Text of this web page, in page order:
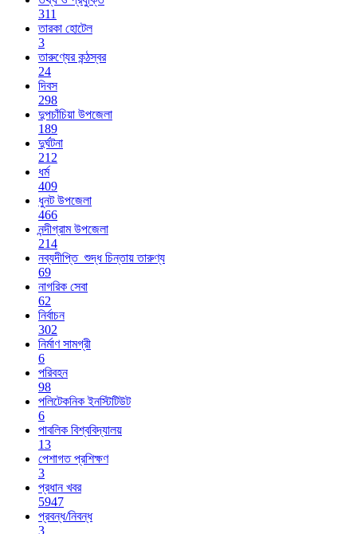
311
তারকা হোটেল
3
তারুণ্যের কন্ঠস্বর
24
দিবস
298
দুপচাঁচিয়া উপজেলা
189
দুর্ঘটনা
212
ধর্ম
409
ধুনট উপজেলা
466
নন্দীগ্রাম উপজেলা
214
নব্যদীপ্তি_শুদ্ধ চিন্তায় তারুণ্য
69
নাগরিক সেবা
62
নির্বাচন
302
নির্মাণ সামগ্রী
6
পরিবহন
98
পলিটেকনিক ইনস্টিটিউট
6
পাবলিক বিশ্ববিদ্যালয়
13
পেশাগত প্রশিক্ষণ
3
প্রধান খবর
5947
প্রবন্ধ/নিবন্ধ
3